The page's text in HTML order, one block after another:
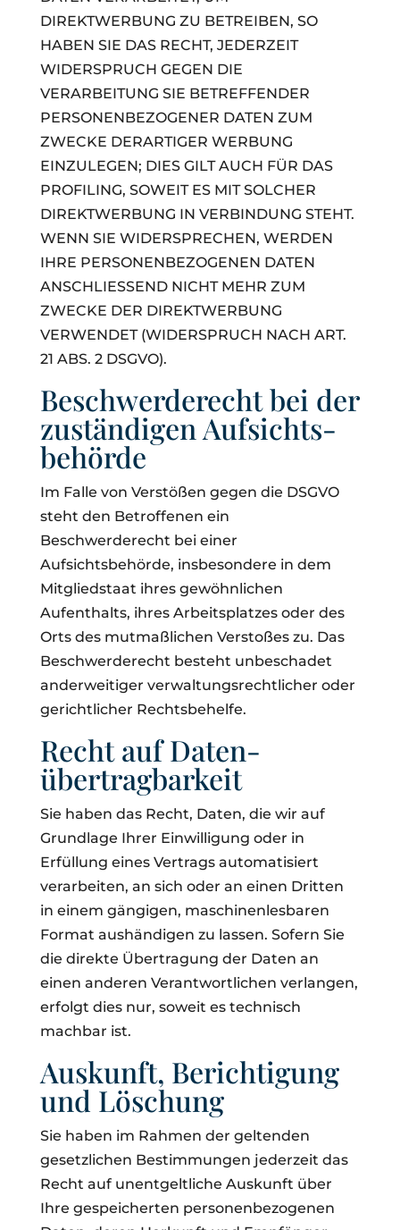
DIREKTWERBUNG ZU BETREIBEN, SO
HABEN SIE DAS RECHT, JEDERZEIT
WIDERSPRUCH GEGEN DIE
VERARBEITUNG SIE BETREFFENDER
PERSONENBEZOGENER DATEN ZUM
ZWECKE DERARTIGER WERBUNG
EINZULEGEN; DIES GILT AUCH FÜR DAS
PROFILING, SOWEIT ES MIT SOLCHER
DIREKTWERBUNG IN VERBINDUNG STEHT.
WENN SIE WIDERSPRECHEN, WERDEN
IHRE PERSONENBEZOGENEN DATEN
ANSCHLIESSEND NICHT MEHR ZUM
ZWECKE DER DIREKTWERBUNG
VERWENDET (WIDERSPRUCH NACH ART.
21 ABS. 2 DSGVO).
Beschwerde­recht bei der
zuständigen Aufsichts­
behörde
Im Falle von Verstößen gegen die DSGVO
steht den Betroffenen ein
Beschwerderecht bei einer
Aufsichtsbehörde, insbesondere in dem
Mitgliedstaat ihres gewöhnlichen
Aufenthalts, ihres Arbeitsplatzes oder des
Orts des mutmaßlichen Verstoßes zu. Das
Beschwerderecht besteht unbeschadet
anderweitiger verwaltungsrechtlicher oder
gerichtlicher Rechtsbehelfe.
Recht auf Daten­
übertrag­barkeit
Sie haben das Recht, Daten, die wir auf
Grundlage Ihrer Einwilligung oder in
Erfüllung eines Vertrags automatisiert
verarbeiten, an sich oder an einen Dritten
in einem gängigen, maschinenlesbaren
Format aushändigen zu lassen. Sofern Sie
die direkte Übertragung der Daten an
einen anderen Verantwortlichen verlangen,
erfolgt dies nur, soweit es technisch
machbar ist.
Auskunft, Berichtigung
und Löschung
Sie haben im Rahmen der geltenden
gesetzlichen Bestimmungen jederzeit das
Recht auf unentgeltliche Auskunft über
Ihre gespeicherten personenbezogenen